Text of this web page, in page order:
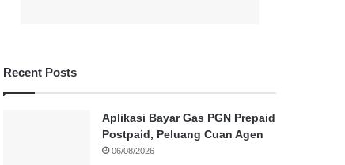
Recent Posts
Aplikasi Bayar Gas PGN Prepaid
Postpaid, Peluang Cuan Agen
06/08/2026